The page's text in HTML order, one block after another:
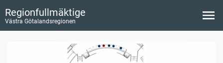
Regionfullmäktige
Västra Götalandsregionen